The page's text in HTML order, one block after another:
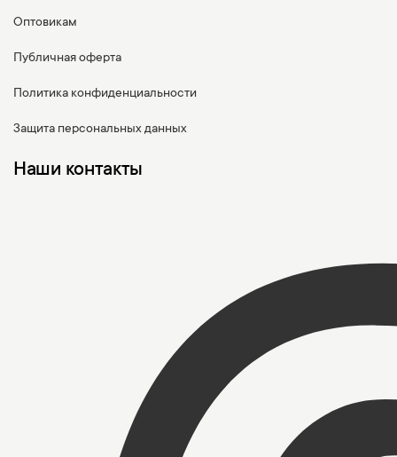
Оптовикам
Публичная оферта
Политика конфиденциальности
Защита персональных данных
Наши контакты